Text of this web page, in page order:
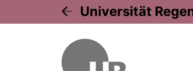
Universität